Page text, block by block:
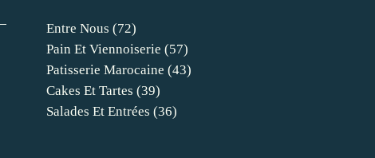
Entre Nous (72)
Pain Et Viennoiserie (57)
Patisserie Marocaine (43)
Cakes Et Tartes (39)
Salades Et Entrées (36)